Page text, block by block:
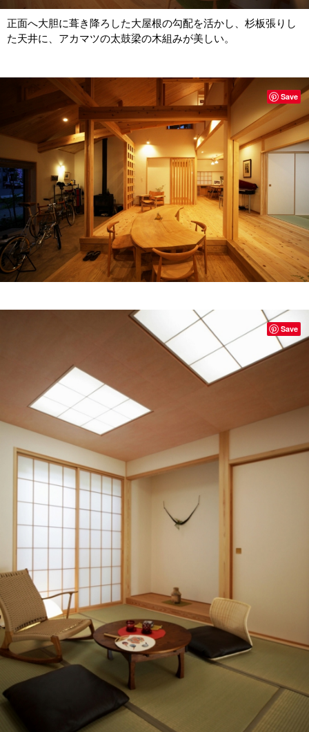
正面へ大胆に葺き降ろした大屋根の勾配を活かし、杉板張りし
た天井に、アカマツの太鼓梁の木組みが美しい。
Save
Save